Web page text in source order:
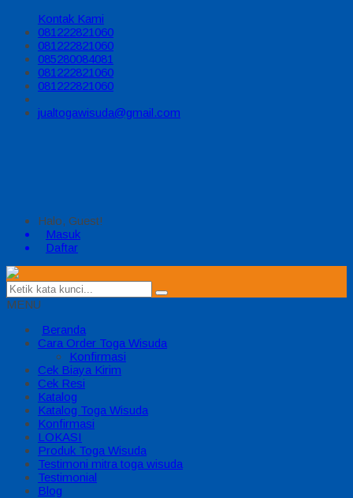
Kontak Kami
081222821060
081222821060
085280084081
081222821060
081222821060
jualtogawisuda@gmail.com
Halo, Guest!
Masuk
Daftar
MENU
Beranda
Cara Order Toga Wisuda
Konfirmasi
Cek Biaya Kirim
Cek Resi
Katalog
Katalog Toga Wisuda
Konfirmasi
LOKASI
Produk Toga Wisuda
Testimoni mitra toga wisuda
Testimonial
Blog